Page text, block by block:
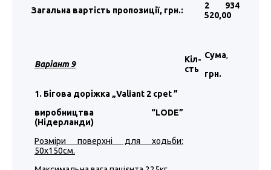
Загальна вартість пропозиції, грн.:
2 934
520,00
Варіант 9
Кіл-
сть
Сума,
грн.
1. Бігова доріжка „Valiant 2 cpet”
виробництва “LODE”
(Нідерланди)
Розміри поверхні для ходьби:
50х150см.